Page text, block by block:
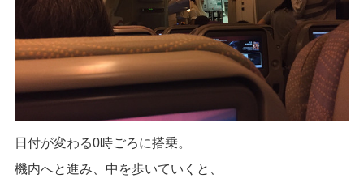
日付が変わる0時ごろに搭乗。
機内へと進み、中を歩いていくと、